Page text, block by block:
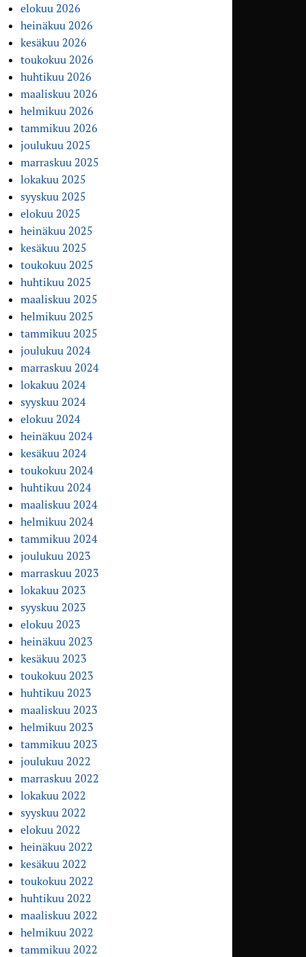
elokuu 2026
heinäkuu 2026
kesäkuu 2026
toukokuu 2026
huhtikuu 2026
maaliskuu 2026
helmikuu 2026
tammikuu 2026
joulukuu 2025
marraskuu 2025
lokakuu 2025
syyskuu 2025
elokuu 2025
heinäkuu 2025
kesäkuu 2025
toukokuu 2025
huhtikuu 2025
maaliskuu 2025
helmikuu 2025
tammikuu 2025
joulukuu 2024
marraskuu 2024
lokakuu 2024
syyskuu 2024
elokuu 2024
heinäkuu 2024
kesäkuu 2024
toukokuu 2024
huhtikuu 2024
maaliskuu 2024
helmikuu 2024
tammikuu 2024
joulukuu 2023
marraskuu 2023
lokakuu 2023
syyskuu 2023
elokuu 2023
heinäkuu 2023
kesäkuu 2023
toukokuu 2023
huhtikuu 2023
maaliskuu 2023
helmikuu 2023
tammikuu 2023
joulukuu 2022
marraskuu 2022
lokakuu 2022
syyskuu 2022
elokuu 2022
heinäkuu 2022
kesäkuu 2022
toukokuu 2022
huhtikuu 2022
maaliskuu 2022
helmikuu 2022
tammikuu 2022